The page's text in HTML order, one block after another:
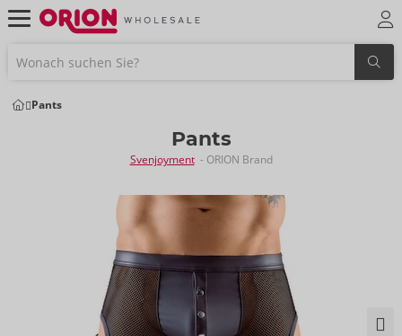
Pants
Pants
Svenjoyment - ORION Brand